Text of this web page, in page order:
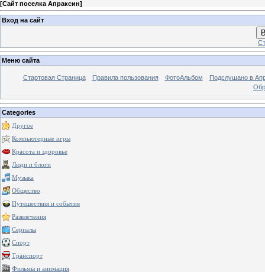
[Сайт поселка Апраксин]
Вход на сайт
Меню сайта
Стартовая Страница Правила пользования ФотоАльбом
Подслушано в
Categories
Другое
Компьютерные игры
Красота и здоровье
Люди и блоги
Музыка
Общество
Путешествия и события
Развлечения
Сериалы
Спорт
Транспорт
Фильмы и анимация